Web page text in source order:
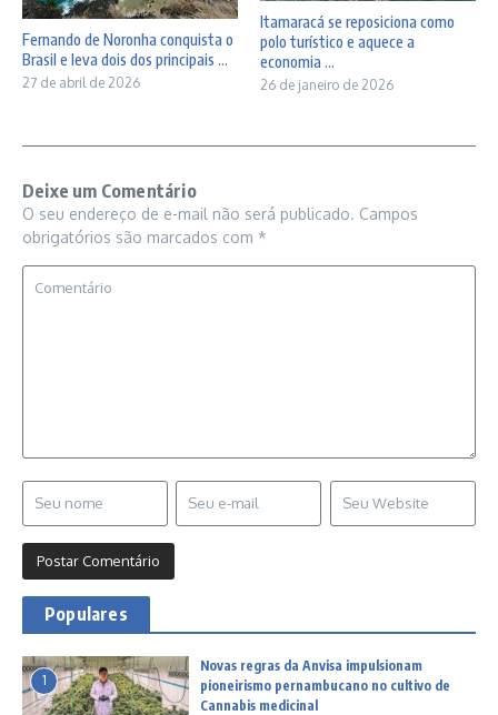
Fernando de Noronha conquista o
Brasil e leva dois dos principais ...
27 de abril de 2026
Itamaracá se reposiciona como
polo turístico e aquece a
economia ...
26 de janeiro de 2026
Deixe um Comentário
O seu endereço de e-mail não será publicado. Campos
obrigatórios são marcados com *
Populares
1
Novas regras da Anvisa impulsionam
pioneirismo pernambucano no cultivo de
Cannabis medicinal